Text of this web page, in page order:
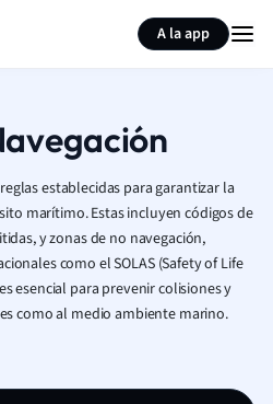
A la app
establecidas para garantizar la
marítimo. Estas incluyen códigos de
y zonas de no navegación,
como el SOLAS (Safety of Life
esencial para prevenir colisiones y
como al medio ambiente marino.
Resumir página